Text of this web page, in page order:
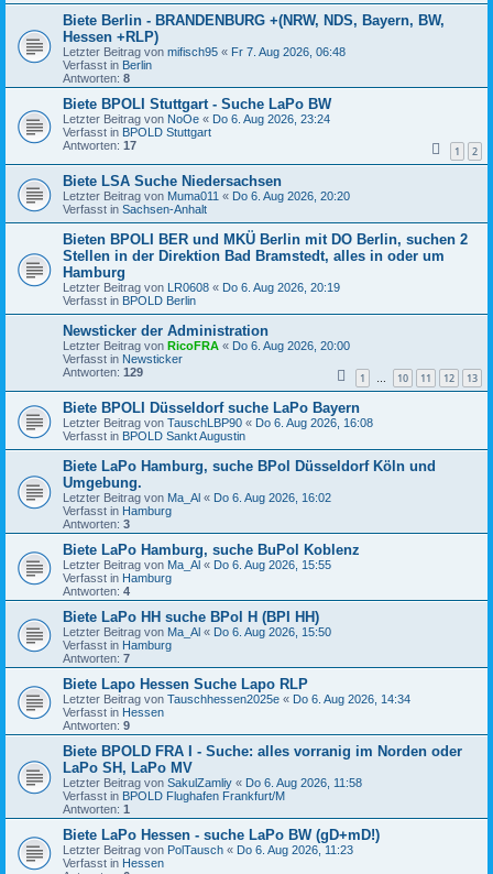
Biete Berlin - BRANDENBURG +(NRW, NDS, Bayern, BW,
Hessen +RLP)
Letzter Beitrag von mifisch95 « Fr 7. Aug 2026, 06:48
Verfasst in Berlin
Antworten: 8
Biete BPOLI Stuttgart - Suche LaPo BW
Letzter Beitrag von NoOe « Do 6. Aug 2026, 23:24
Verfasst in BPOLD Stuttgart
Antworten: 17 1 2
Biete LSA Suche Niedersachsen
Letzter Beitrag von Muma011 « Do 6. Aug 2026, 20:20
Verfasst in Sachsen-Anhalt
Bieten BPOLI BER und MKÜ Berlin mit DO Berlin, suchen 2
Stellen in der Direktion Bad Bramstedt, alles in oder um
Hamburg
Letzter Beitrag von LR0608 « Do 6. Aug 2026, 20:19
Verfasst in BPOLD Berlin
Newsticker der Administration
Letzter Beitrag von RicoFRA « Do 6. Aug 2026, 20:00
Verfasst in Newsticker
Antworten: 129 1 … 10 11 12 13
Biete BPOLI Düsseldorf suche LaPo Bayern
Letzter Beitrag von TauschLBP90 « Do 6. Aug 2026, 16:08
Verfasst in BPOLD Sankt Augustin
Biete LaPo Hamburg, suche BPol Düsseldorf Köln und
Umgebung.
Letzter Beitrag von Ma_Al « Do 6. Aug 2026, 16:02
Verfasst in Hamburg
Antworten: 3
Biete LaPo Hamburg, suche BuPol Koblenz
Letzter Beitrag von Ma_Al « Do 6. Aug 2026, 15:55
Verfasst in Hamburg
Antworten: 4
Biete LaPo HH suche BPol H (BPI HH)
Letzter Beitrag von Ma_Al « Do 6. Aug 2026, 15:50
Verfasst in Hamburg
Antworten: 7
Biete Lapo Hessen Suche Lapo RLP
Letzter Beitrag von Tauschhessen2025e « Do 6. Aug 2026, 14:34
Verfasst in Hessen
Antworten: 9
Biete BPOLD FRA I - Suche: alles vorranig im Norden oder
LaPo SH, LaPo MV
Letzter Beitrag von SakulZamliy « Do 6. Aug 2026, 11:58
Verfasst in BPOLD Flughafen Frankfurt/M
Antworten: 1
Biete LaPo Hessen - suche LaPo BW (gD+mD!)
Letzter Beitrag von PolTausch « Do 6. Aug 2026, 11:23
Verfasst in Hessen